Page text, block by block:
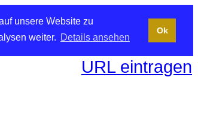
unsere Website zu
weiter. Details ansehen
Ok
URL eintragen